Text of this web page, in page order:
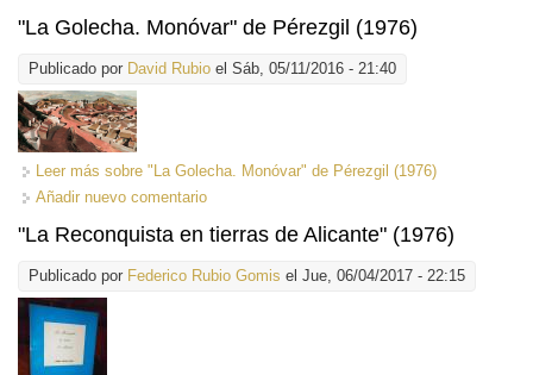
"La Golecha. Monóvar" de Pérezgil (1976)
Publicado por David Rubio el Sáb, 05/11/2016 - 21:40
Leer más sobre "La Golecha. Monóvar" de Pérezgil (1976)
Añadir nuevo comentario
"La Reconquista en tierras de Alicante" (1976)
Publicado por Federico Rubio Gomis el Jue, 06/04/2017 - 22:15